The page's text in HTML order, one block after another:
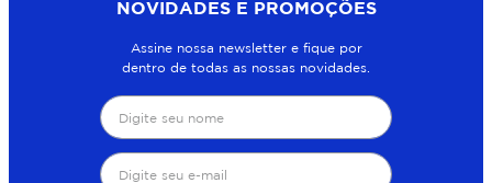
NOVIDADES E PROMOÇÕES
Assine nossa newsletter e fique por
dentro de todas as nossas novidades.